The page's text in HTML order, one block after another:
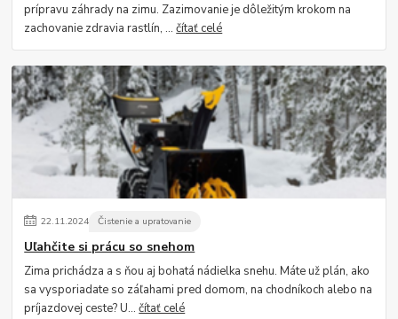
prípravu záhrady na zimu. Zazimovanie je dôležitým krokom na
zachovanie zdravia rastlín, ...čítať celé
22.11.2024 Čistenie a upratovanie
Uľahčite si prácu so snehom
Zima prichádza a s ňou aj bohatá nádielka snehu. Máte už plán, ako
sa vysporiadate so záľahami pred domom, na chodníkoch alebo na
príjazdovej ceste? U...čítať celé